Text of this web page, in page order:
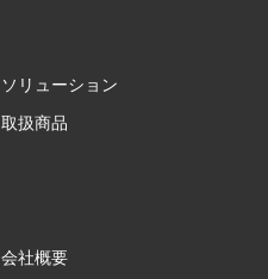
ソリューション
取扱商品
会社概要